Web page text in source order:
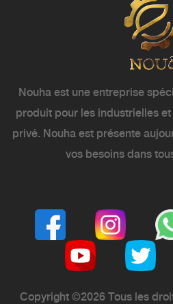
Nouha est une entreprise
produit pour les industrielles
privé. Nouha est présente
vos besoins dans
Copyright ©2026 Tous les